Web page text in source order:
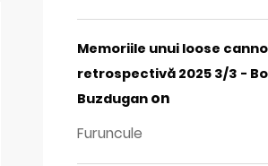
Memoriile unui loose
retrospectivă 2025 3/3 -
Buzdugan on
Furuncule